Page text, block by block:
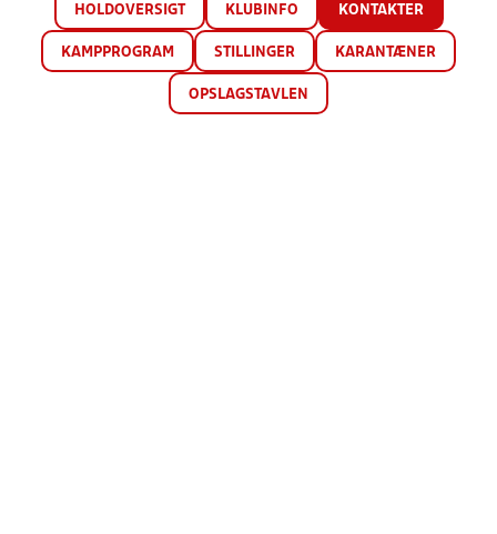
HOLDOVERSIGT KLUBINFO KONTAKTER
KAMPPROGRAM STILLINGER KARANTÆNER
OPSLAGSTAVLEN